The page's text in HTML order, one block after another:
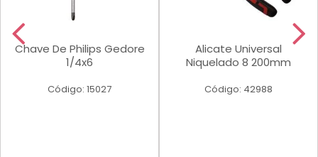
Chave De Philips Gedore
1/4x6
Código: 15027
Alicate Universal
Niquelado 8 200mm
Código: 42988